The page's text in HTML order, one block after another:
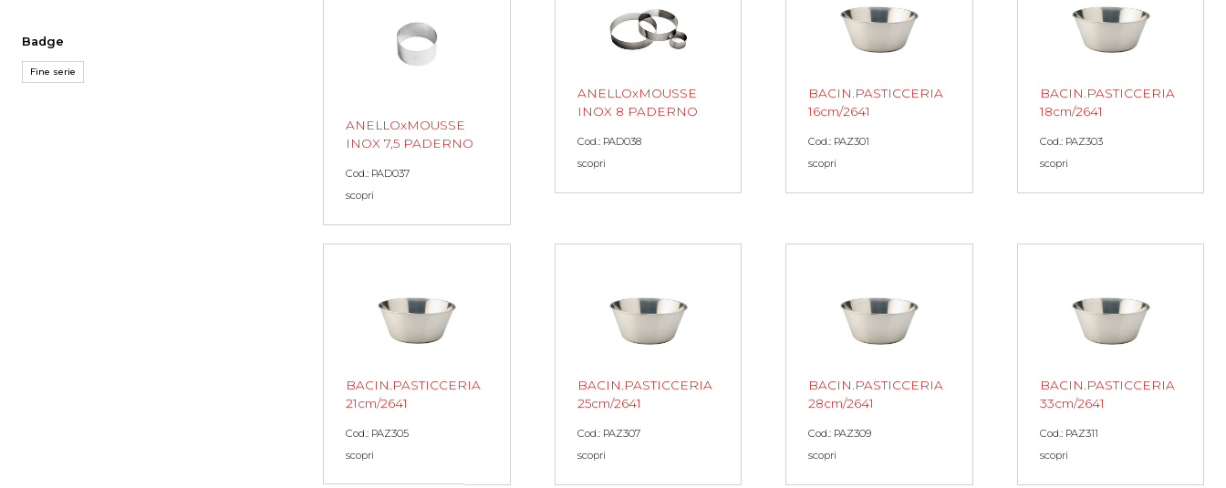
Badge
Fine serie
ANELLOxMOUSSE
INOX 7,5 PADERNO
Cod.: PAD037
scopri
ANELLOxMOUSSE
INOX 8 PADERNO
Cod.: PAD038
scopri
BACIN.PASTICCERIA
16cm/2641
Cod.: PAZ301
scopri
BACIN.PASTICCERIA
18cm/2641
Cod.: PAZ303
scopri
BACIN.PASTICCERIA
21cm/2641
Cod.: PAZ305
scopri
BACIN.PASTICCERIA
25cm/2641
Cod.: PAZ307
scopri
BACIN.PASTICCERIA
28cm/2641
Cod.: PAZ309
scopri
BACIN.PASTICCERIA
33cm/2641
Cod.: PAZ311
scopri